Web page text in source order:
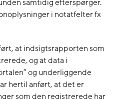
samtidig efterspørger.
i notatfelter fx
at indsigtsrapporten som
og at data i
og underliggende
hertil anført, at det er
som den registrerede har